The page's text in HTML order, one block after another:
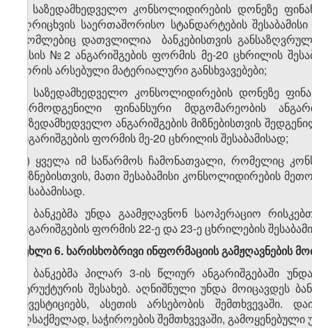
ბ) საზედამხედველო კონსოლიდირების დონეზე
აღრიცხვის საერთაშორისო სტანდარტების
რომლებიც დათვლილია ბანკებისთვის
წესის №2 ანგარიშგების ფორმის მე-20 ცხრილის
შორის არსებული მატერიალური განსხვავებები;
გ) საზედამხედველო კონსოლიდირების დონეზე
წარმოდგენილი ფინანსური მდგომარეობის
საზედამხედველო ანგარიშგების მიზნებისთვის
ანგარიშგების ფორმის მე-20 ცხრილის შესაბამისად;
დ) ყველა იმ საწარმოს ჩამონათვალი, რომელიც
მიზნებისთვის, მათი შესაბამისი კონსოლიდირების
შესაბამისად.
3. ბანკებმა უნდა გაამჟღავნონ საოპერაციო
ანგარიშგების ფორმის 22-ე და 23-ე ცხრილების
მუხლი 6. ხარისხობრივი ინფორმაციის გამჟღავნების
1. ბანკებმა პილარ 3-ის წლიურ ანგარიშგებაში
სტრუქტურის შესახებ. აღნიშნული უნდა მოიცავდეს
ინვესტიციებს, ასეთის არსებობის
აღსაქმელად, საჭიროების შემთხვევაში,